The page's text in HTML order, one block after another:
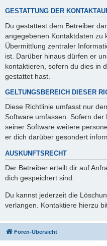
GESTATTUNG DER
Du gestattest dem Betreiber
angegebenen Kontaktdaten zu
Übermittlung zentraler
ist. Darüber hinaus dürfen er
kontaktieren, sofern du dies in
gestattet hast.
GELTUNGSBEREICH DIESER
Diese Richtlinie umfasst nur
Software umfassen. Sofern
seiner Software weitere
er dich darüber gesondert
AUSKUNFTSRECHT
Der Betreiber erteilt dir auf
dich gespeichert sind.
Du kannst jederzeit die
verlangen. Kontaktiere hierzu
Foren-Übersicht